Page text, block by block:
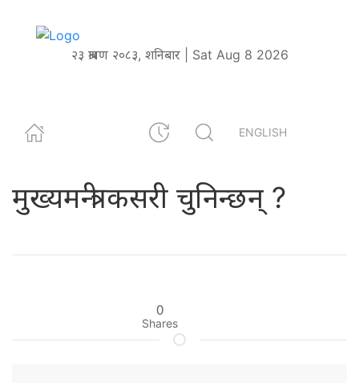
२३ श्रावण २०८३, शनिबार | Sat Aug 8 2026
ENGLISH
मुख्यमन्त्री कसरी चुनिन्छन् ?
0
Shares